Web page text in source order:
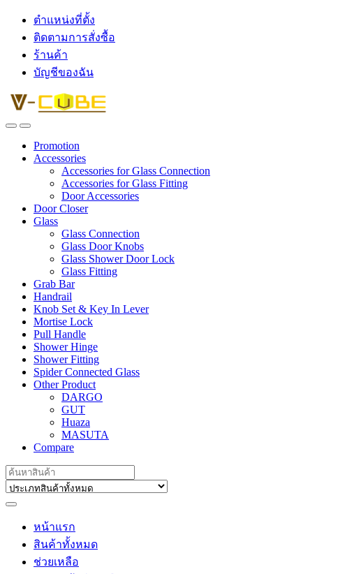
ตำแหน่งที่ตั้ง
ติดตามการสั่งซื้อ
ร้านค้า
บัญชีของฉัน
Promotion
Accessories
Accessories for Glass Connection
Accessories for Glass Fitting
Door Accessories
Door Closer
Glass
Glass Connection
Glass Door Knobs
Glass Shower Door Lock
Glass Fitting
Grab Bar
Handrail
Knob Set & Key In Lever
Mortise Lock
Pull Handle
Shower Hinge
Shower Fitting
Spider Connected Glass
Other Product
DARGO
GUT
Huaza
MASUTA
Compare
Search
for:
หน้าแรก
สินค้าทั้งหมด
ช่วยเหลือ